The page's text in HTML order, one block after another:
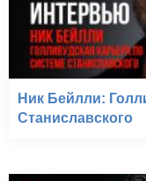
Ник Бейлли:
Станиславского